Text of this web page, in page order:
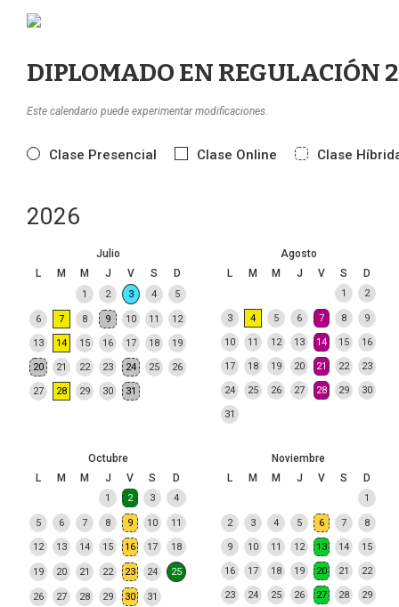
DIPLOMADO EN REGULACIÓN
Este calendario puede experimentar modificaciones.
Clase Presencial Clase Online Clase
2026
Julio
L
M M J V S D
1 2 3 4 5
6 7 8 9 10 11 12
13 14 15 16 17 18 19
20 21 22 23 24 25 26
27 28 29 30 31
Agosto
L
M M J V S D
1 2
3 4 5 6 7 8 9
10 11 12 13 14 15 16
17 18 19 20 21 22 23
24 25 26 27 28 29 30
31
Octubre
L
M M J V S D
1 2 3 4
5 6 7 8 9 10 11
12 13 14 15 16 17 18
19 20 21 22 23 24 25
26 27 28 29 30 31
Noviembre
L
M M J V S D
1
2 3 4 5 6 7 8
9 10 11 12 13 14 15
16 17 18 19 20 21 22
23 24 25 26 27 28 29